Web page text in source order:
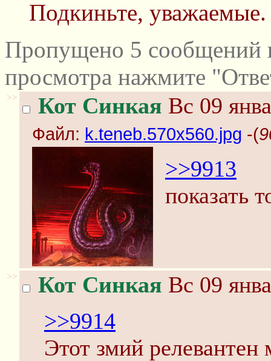
Подкиньте,
Пропущено 5 сообщений
просмотра нажмите
>> Кот Синкая Вс 09
Файл: k.teneb.570x560.jpg -(
>>9913
показать
>> Кот Синкая Вс 09
>>9914
Этот змий